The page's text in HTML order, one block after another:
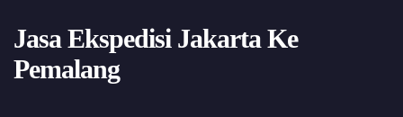
Jasa Ekspedisi Jakarta Ke
Pemalang